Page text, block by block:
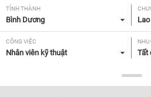
TỈNH THÀNH
Bình Dương
CÔNG VIỆC
Nhân viên kỹ thuật
NHU
Tất
Tất cả